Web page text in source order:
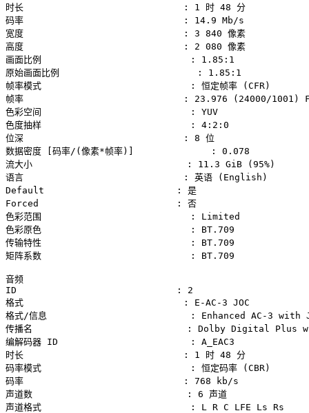
时长                             : 1 时 48 分
码率                             : 14.9 Mb/s
宽度                             : 3 840 像素
高度                             : 2 080 像素
画面比例                           : 1.85:1
原始画面比例                         : 1.85:1
帧率模式                           : 恒定帧率 (CFR)
帧率                             : 23.976 (24000/1001)
色彩空间                           : YUV
色度抽样                           : 4:2:0
位深                             : 8 位
数据密度 [码率/(像素*帧率)]              : 0.078
流大小                            : 11.3 GiB (95%)
语言                             : 英语 (English)
Default                        : 是
Forced                         : 否
色彩范围                           : Limited
色彩原色                           : BT.709
传输特性                           : BT.709
矩阵系数                           : BT.709
音频
ID                             : 2
格式                             : E-AC-3 JOC
格式/信息                          : Enhanced AC-3 with
传播名                            : Dolby Digital Plus
编解码器 ID                        : A_EAC3
时长                             : 1 时 48 分
码率模式                           : 恒定码率 (CBR)
码率                             : 768 kb/s
声道数                            : 6 声道
声道格式                           : L R C LFE Ls Rs